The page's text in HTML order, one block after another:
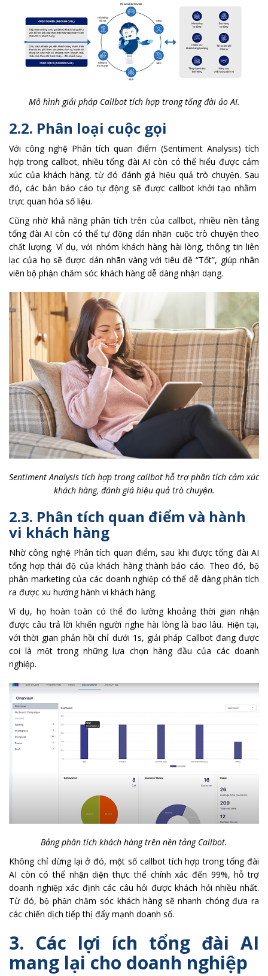
Mô hình giải pháp Callbot tích hợp trong tổng đài ảo AI.
2.2. Phân loại cuộc gọi
Với công nghệ Phân tích quan điểm (Sentiment Analysis) tích
hợp trong callbot, nhiều tổng đài AI còn có thể hiểu được cảm
xúc của khách hàng, từ đó đánh giá hiệu quả trò chuyện. Sau
đó, các bản báo cáo tự động sẽ được callbot khởi tạo nhằm
trực quan hóa số liệu.
Cũng nhờ khả năng phân tích trên của callbot, nhiều nền tảng
tổng đài AI còn có thể tự động dán nhãn cuộc trò chuyện theo
chất lượng. Ví dụ, với nhóm khách hàng hài lòng, thông tin liên
lạc của họ sẽ được dán nhãn vàng với tiêu đề “Tốt”, giúp nhân
viên bộ phận chăm sóc khách hàng dễ dàng nhận dạng.
Sentiment Analysis tích hợp trong callbot hỗ trợ phân tích cảm xúc
khách hàng, đánh giá hiệu quả trò chuyện.
2.3. Phân tích quan điểm và hành
vi khách hàng
Nhờ công nghệ Phân tích quan điểm, sau khi được tổng đài AI
tổng hợp thái độ của khách hàng thành báo cáo. Theo đó, bộ
phân marketing của các doanh nghiệp có thể dễ dàng phân tích
ra được xu hướng hành vi khách hàng.
Ví dụ, họ hoàn toàn có thể đo lường khoảng thời gian nhận
được câu trả lời khiến người nghe hài lòng là bao lâu. Hiện tại,
với thời gian phản hồi chỉ dưới 1s, giải pháp Callbot đang được
coi là một trong những lựa chọn hàng đầu của các doanh
nghiệp.
Bảng phân tích khách hàng trên nền tảng Callbot.
Không chỉ dừng lại ở đó, một số callbot tích hợp trong tổng đài
AI còn có thể nhận diện thực thể chính xác đến 99%, hỗ trợ
doanh nghiệp xác định các câu hỏi được khách hỏi nhiều nhất.
Từ đó, bộ phận chăm sóc khách hàng sẽ nhanh chóng đưa ra
các chiến dịch tiếp thị đẩy mạnh doanh số.
3. Các lợi ích tổng đài AI
mang lại cho doanh nghiệp